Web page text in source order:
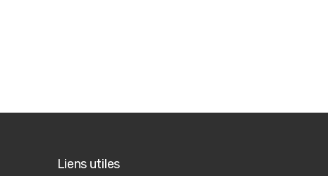
Liens utiles